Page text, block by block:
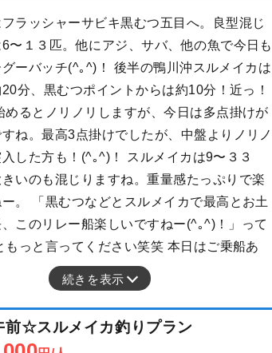
ラッシャーサビキ黒むつ五目へ。良型混じ
〜１３匹。他にアジ、サバ、他の魚で今日も
ーバッチ(^｡^)！ 後半の鴨川沖スルメイカは
分、黒むつポイントからは約10分！近っ！
めるとノリノリしますが、今日は多点掛けが
ね。最高3点掛けでしたが、中盤よりノリノ
した方も！(^｡^)！ スルメイカは9〜３３
いのも混じりますね。重量感たっぷりで楽
。 「黒むつなどとスルメイカで最高とお土
このリレー船楽しいですねー(^｡^)！」って
もっと言ってください笑笑 本日はご乗船あ
続きを表示